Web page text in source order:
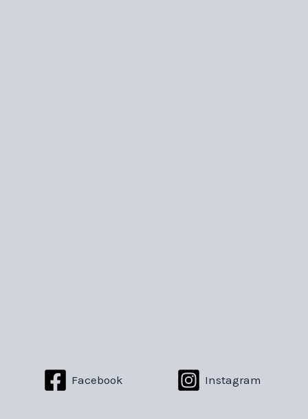
Facebook Instagram